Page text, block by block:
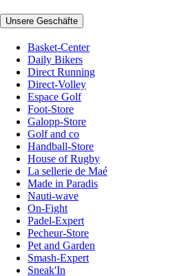
Unsere Geschäfte
Basket-Center
Daily Bikers
Direct Running
Direct-Volley
Espace Golf
Foot-Store
Galopp-Store
Golf and co
Handball-Store
House of Rugby
La sellerie de Maé
Made in Paradis
Nauti-wave
On-Fight
Padel-Expert
Pecheur-Store
Pet and Garden
Smash-Expert
Sneak'In